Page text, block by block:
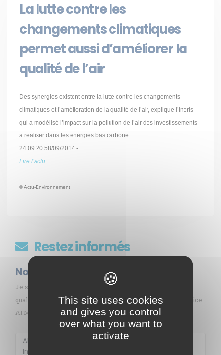
La lutte contre les
changements climatiques
permet aussi d’améliorer la
qualité de l’air
Des synergies existent entre la lutte contre les changements
climatiques et l’amélioration de la qualité de l’air, explique l’Ineris
qui a modélisé l’impact sur la pollution de l’air des investissements
à réaliser dans les énergies bas carbone.
24 09:20:58/09/2014 -
Lire l’actu
© Actu-Environnement
Restez informés
Nos abonnements
Je souhaite recevoir gratuitement les informations sur la
qualité de l’air en Martinique par mail (alerte pollution, indice
ATMO, sargasses, newsletter, etc.)
Membre de
This site uses cookies
and gives you control
over what you want to
activate